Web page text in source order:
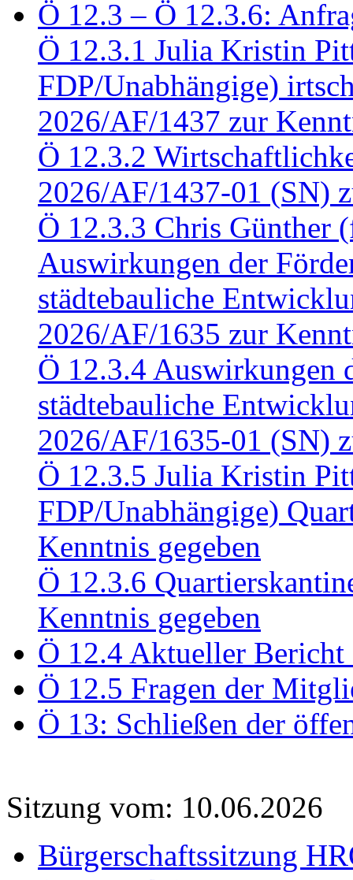
Ö 12.3 – Ö 12.3.6:
Ö 12.3.1 Julia Kristin
FDP/Unabhängige)
2026/AF/1437 zur
Ö 12.3.2
2026/AF/1437-01 (SN)
Ö 12.3.3 Chris Günther
Auswirkungen der
städtebauliche
2026/AF/1635 zur
Ö 12.3.4 Auswirkungen
städtebauliche
2026/AF/1635-01 (SN)
Ö 12.3.5 Julia Kristin
FDP/Unabhängige)
Kenntnis gegeben
Ö 12.3.6
Kenntnis gegeben
Ö 12.4 Aktueller Bericht
Ö 12.5 Fragen der
Ö 13: Schließen der
Sitzung vom: 10.06.2026
Bürgerschaftssitzung